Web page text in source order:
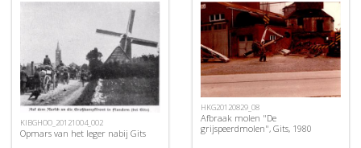
KIBGHOO_20121004_002
Opmars van het leger nabij Gits
HKG20120829_08
Afbraak molen "De
grijspeerdmolen", Gits, 1980